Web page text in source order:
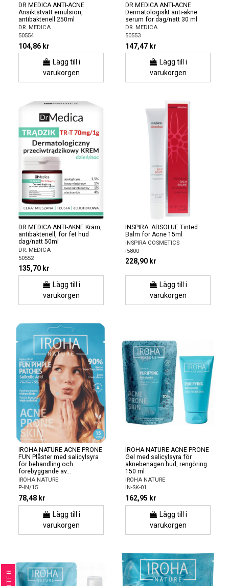
DR MEDICA ANTI-ACNE
Ansiktstvätt emulsion,
antibakteriell 250ml
DR. MEDICA
50554
104,86 kr
Lägg till i
varukorgen
DR MEDICA ANTI-ACNE
Dermatologiskt anti-akne
serum för dag/natt 30 ml
DR. MEDICA
50553
147,47 kr
Lägg till i
varukorgen
DR MEDICA ANTI-AKNE Kräm,
antibakteriell, för fet hud
dag/natt 50ml
DR. MEDICA
50552
135,70 kr
Lägg till i
varukorgen
INSPIRA: ABSOLUE Tinted
Balm for Acne 15ml
INSPIRA COSMETICS
I5800
228,90 kr
Lägg till i
varukorgen
IROHA NATURE ACNE PRONE
FUN Plåster med salicylsyra
för behandling och
förebyggande av...
IROHA NATURE
P-IN/15
78,48 kr
Lägg till i
varukorgen
IROHA NATURE ACNE PRONE
Gel med salicylsyra för
aknebenägen hud, rengöring
150 ml
IROHA NATURE
IN-SK-01
162,95 kr
Lägg till i
varukorgen
R